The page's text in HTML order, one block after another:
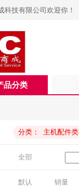
科技有限公司欢迎你！
品分类
分类： 主机配件类
全部
默认 销量